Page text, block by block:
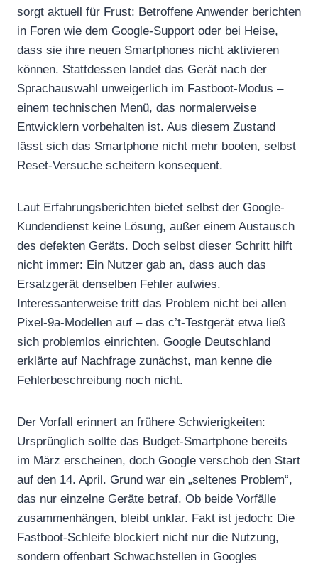
sorgt aktuell für Frust: Betroffene Anwender berichten
in Foren wie dem Google-Support oder bei Heise,
dass sie ihre neuen Smartphones nicht aktivieren
können. Stattdessen landet das Gerät nach der
Sprachauswahl unweigerlich im Fastboot-Modus –
einem technischen Menü, das normalerweise
Entwicklern vorbehalten ist. Aus diesem Zustand
lässt sich das Smartphone nicht mehr booten, selbst
Reset-Versuche scheitern konsequent.
Laut Erfahrungsberichten bietet selbst der Google-
Kundendienst keine Lösung, außer einem Austausch
des defekten Geräts. Doch selbst dieser Schritt hilft
nicht immer: Ein Nutzer gab an, dass auch das
Ersatzgerät denselben Fehler aufwies.
Interessanterweise tritt das Problem nicht bei allen
Pixel-9a-Modellen auf – das c’t-Testgerät etwa ließ
sich problemlos einrichten. Google Deutschland
erklärte auf Nachfrage zunächst, man kenne die
Fehlerbeschreibung noch nicht.
Der Vorfall erinnert an frühere Schwierigkeiten:
Ursprünglich sollte das Budget-Smartphone bereits
im März erscheinen, doch Google verschob den Start
auf den 14. April. Grund war ein „seltenes Problem“,
das nur einzelne Geräte betraf. Ob beide Vorfälle
zusammenhängen, bleibt unklar. Fakt ist jedoch: Die
Fastboot-Schleife blockiert nicht nur die Nutzung,
sondern offenbart Schwachstellen in Googles